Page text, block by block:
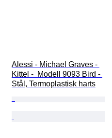
Alessi - Michael Graves -
Kittel -  Modell 9093 Bird -
Stål, Termoplastisk harts